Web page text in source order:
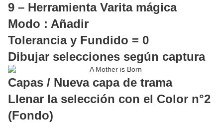
9 – Herramienta Varita mágica
Modo : Añadir
Tolerancia y Fundido = 0
Dibujar selecciones según captura
Capas / Nueva capa de trama
Llenar la selección con el Color n°2
(Fondo)